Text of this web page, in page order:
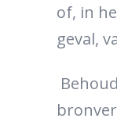
of, in
geval,